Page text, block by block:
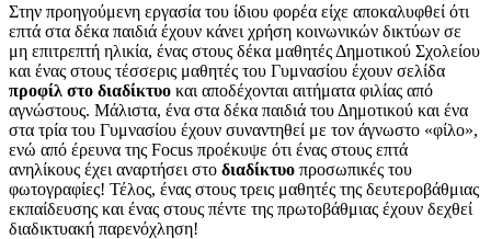
Στην προηγούμενη εργασία του ίδιου φορέα είχε αποκαλυφθεί ότι
επτά στα δέκα παιδιά έχουν κάνει χρήση κοινωνικών δικτύων σε
μη επιτρεπτή ηλικία, ένας στους δέκα μαθητές Δημοτικού Σχολείου
και ένας στους τέσσερις μαθητές του Γυμνασίου έχουν σελίδα
προφίλ στο διαδίκτυο και αποδέχονται αιτήματα φιλίας από
αγνώστους. Μάλιστα, ένα στα δέκα παιδιά του Δημοτικού και ένα
στα τρία του Γυμνασίου έχουν συναντηθεί με τον άγνωστο «φίλο»,
ενώ από έρευνα της Focus προέκυψε ότι ένας στους επτά
ανηλίκους έχει αναρτήσει στο διαδίκτυο προσωπικές του
φωτογραφίες! Τέλος, ένας στους τρεις μαθητές της δευτεροβάθμιας
εκπαίδευσης και ένας στους πέντε της πρωτοβάθμιας έχουν δεχθεί
διαδικτυακή παρενόχληση!